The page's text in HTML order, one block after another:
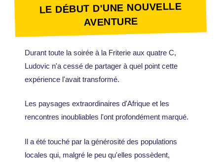
LE DÉBUT D'UNE NOUVELLE
AVENTURE
Durant toute la soirée à la Friterie aux quatre C,
Ludovic n'a cessé de partager à quel point cette
expérience l'avait transformé.
Les paysages extraordinaires d'Afrique et les
rencontres inoubliables l'ont profondément marqué.
Il a été touché par la générosité des populations
locales qui, malgré le peu qu'elles possèdent,